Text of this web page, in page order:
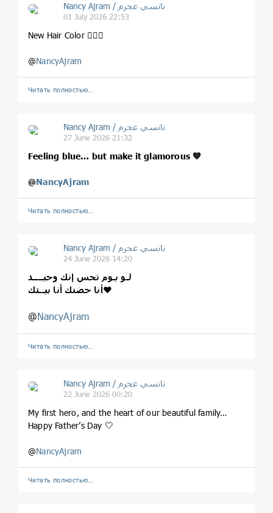
Nancy Ajram / نانسي عجرم
01 July 2026 22:53
New Hair Color 💇🏽‍♀
@NancyAjram
Читать полностью…
Nancy Ajram / نانسي عجرم
27 June 2026 21:32
Feeling blue… but make it glamorous 💙
@NancyAjram
Читать полностью…
Nancy Ajram / نانسي عجرم
24 June 2026 14:20
لـو يـوم تحس إنك وحيــــد
أنا حضنك أنا بيــتك❤️
@NancyAjram
Читать полностью…
Nancy Ajram / نانسي عجرم
22 June 2026 00:20
My first hero, and the heart of our beautiful family…
Happy Father’s Day 🤍
@NancyAjram
Читать полностью…